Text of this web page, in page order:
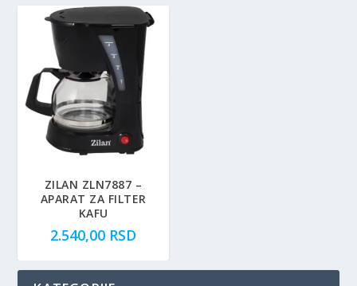
ZILAN ZLN7887 –
APARAT ZA FILTER
KAFU
2.540,00 RSD